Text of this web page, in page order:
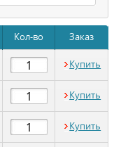
Кол-во
Заказ
Купить
Купить
Купить